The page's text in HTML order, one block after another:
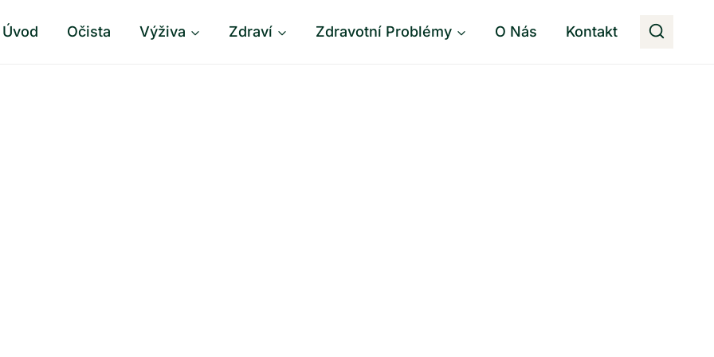
Úvod Očista Výživa Zdraví Zdravotní Problémy O Nás Kontakt